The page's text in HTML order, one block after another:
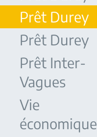
Prêt Durey
Prêt Durey
Prêt Inter-
Vagues
Vie
économique